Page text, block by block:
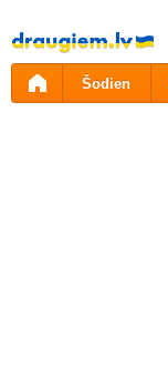
Pāriet
uz
saturu
Šodien